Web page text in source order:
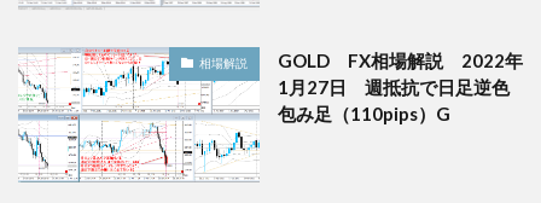
相場解説
GOLD FX相場解説 2022年
1月27日 週抵抗で日足逆色
包み足（110pips）G